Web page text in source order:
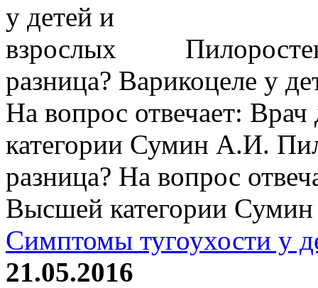
разница? Варикоцеле у
На вопрос отвечает:
категории Сумин А.И.
разница? На вопрос
Высшей категории
Симптомы тугоухости у
21.05.2016